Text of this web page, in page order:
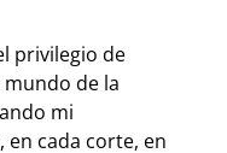
privilegio de
de la
mi
en cada corte, en